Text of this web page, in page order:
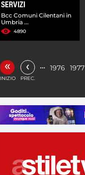
SERVIZI
Bcc Comuni Cilentani in
Umbria ...
4890
«
INIZIO
‹
PREC.
… 1976 1977